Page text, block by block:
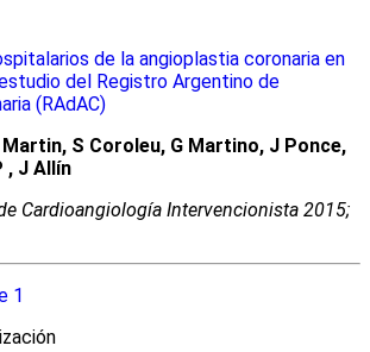
de la angioplastia coronaria en
del Registro Argentino de
(RAdAC)
Martin, S Coroleu, G Martino, J Ponce,
, J Allín
Cardioangiologí­a Intervencionista 2015;